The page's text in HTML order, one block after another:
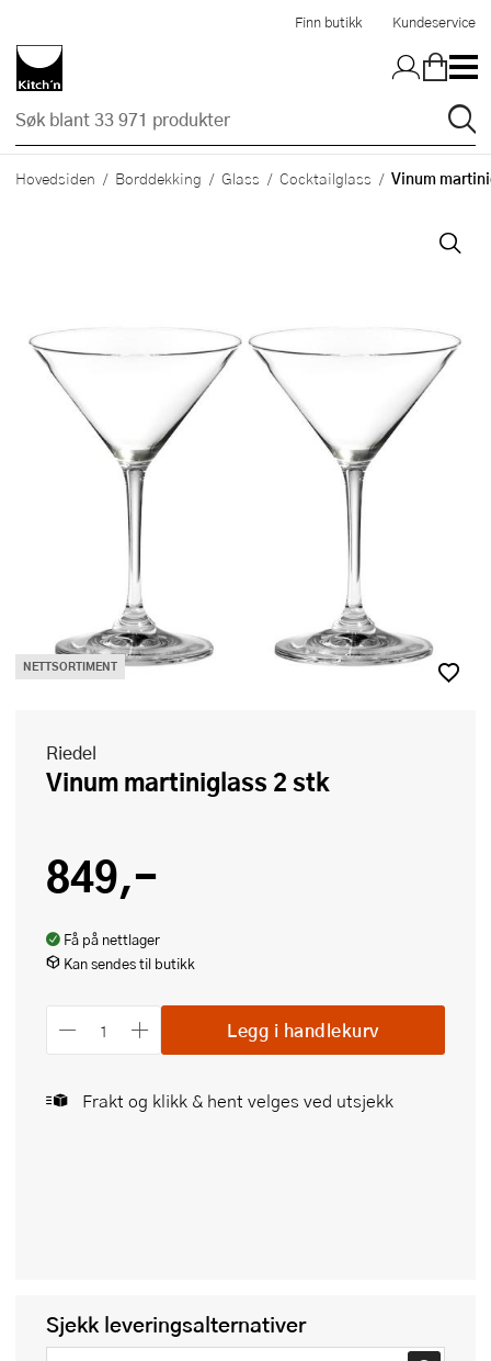
Finn butikk Kundeservice
Hovedsiden Borddekking Glass Cocktailglass Vinum
NETTSORTIMENT
Riedel
Vinum martiniglass 2 stk
849,-
Få på nettlager
Kan sendes til butikk
Legg i handlekurv
Frakt og klikk & hent velges ved utsjekk
Sjekk leveringsalternativer